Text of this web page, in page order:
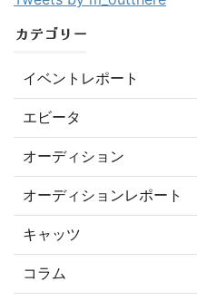
カテゴリー
イベントレポート
エビータ
オーディション
オーディションレポート
キャッツ
コラム